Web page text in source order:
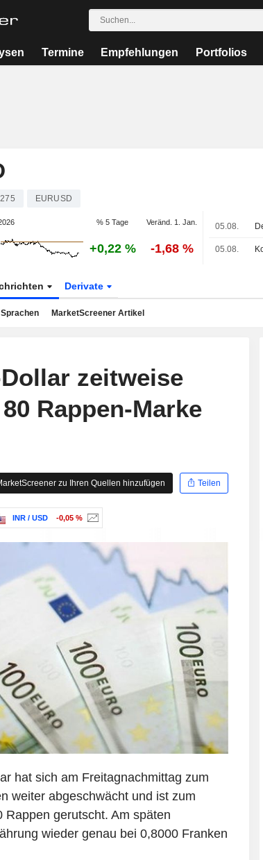
Termine Empfehlungen Portfolios
EURUSD
% 5 Tage Veränd. 1. Jan.
+0,22 % -1,68 %
05.08.
05.08.
Derivate
MarketScreener Artikel
zeitweise
Rappen-Marke
zu Ihren Quellen hinzufügen
Teilen
INR / USD -0,05 %
hat sich am Freitagnachmittag zum
weiter abgeschwächt und ist zum
Rappen gerutscht. Am späten
wieder genau bei 0,8000 Franken